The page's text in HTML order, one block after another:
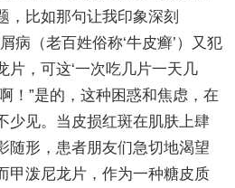
，比如那句让我印象深刻
病（老百姓俗称‘牛皮癣’）又犯
片，可这‘一次吃几片一天几
！”是的，这种困惑和焦虑，在
少见。当皮损红斑在肌肤上肆
随形，患者朋友们急切地渴望
甲泼尼龙片，作为一种糖皮质